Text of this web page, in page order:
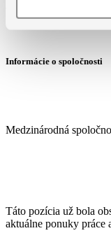
Informácie o spoločnosti
Medzinárodná
Táto pozícia už bola
aktuálne ponuky práce